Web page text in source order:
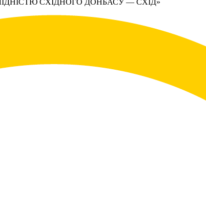
СХІДНОГО ДОНБАСУ — СХІД»